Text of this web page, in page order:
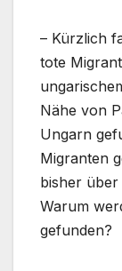
– Kürzlich
tote
Nähe von
Ungarn
Migranten
bisher über
Warum
gefunden?